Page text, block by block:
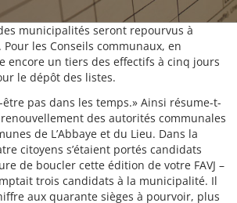
municipalités seront repourvus à
Pour les Conseils communaux, en
encore un tiers des effectifs à cinq jours
le dépôt des listes.
être pas dans les temps.» Ainsi résume-t-
des autorités communales
de L’Abbaye et du Lieu. Dans la
citoyens s’étaient portés candidats
de boucler cette édition de votre FAVJ –
trois candidats à la municipalité. Il
aux quarante sièges à pourvoir, plus